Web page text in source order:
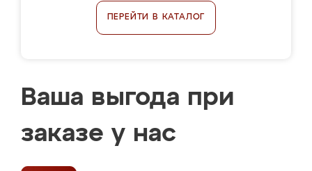
ПЕРЕЙТИ В КАТАЛОГ
Ваша выгода при
заказе у нас